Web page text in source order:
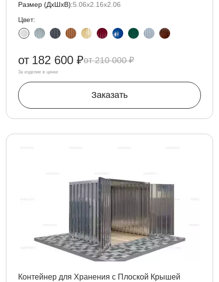
Размер (ДxШxВ):5.06х2.16х2.06
Цвет:
210 000 ₽
от 182 600 ₽
За изделие в цинке
Заказать
Контейнер для Хранения с Плоской Крышей